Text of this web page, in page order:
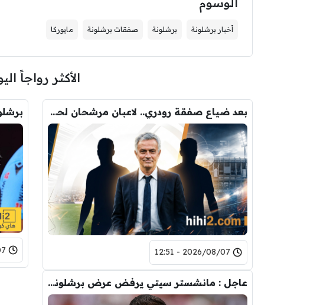
أخبار برشلونة برشلونة صفقات برشلونة مايوركا
الأكثر رواجاً
بعد ضياع صفقة رودري.. لاعبان مرشحان لحل أزمة ريال مدريد
2026/08/07 - 12:51
عاجل : مانشستر سيتي يرفض عرض برشلونة الاول لضم رودري.. ويسخر من قيمته